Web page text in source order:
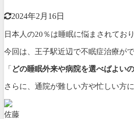
2024年2月16日
日本人の20％は睡眠に悩まされてお
今回は、王子駅近辺で不眠症治療が
「 どの睡眠外来や病院を選べばよい
さらに、通院が難しい方や忙しい方に
佐藤